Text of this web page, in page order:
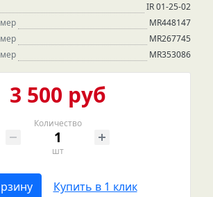
IR 01-25-02
MR448147
MR267745
MR353086
3 500 руб
Количество
шт
Купить в 1 клик